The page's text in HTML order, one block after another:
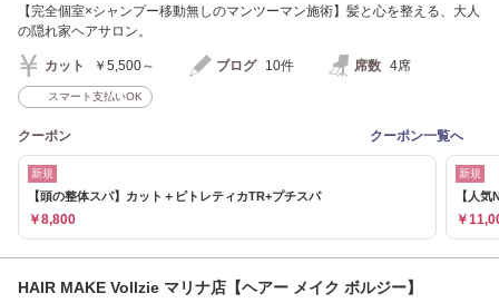
【完全個室×シャンプー移動無しのマンツーマン施術】髪と心を整える、大人
の隠れ家ヘアサロン。
カット ￥5,500～ ブログ 10件 席数 4席
スマート支払いOK
クーポン クーポン一覧へ
新規
【頭の整体スパ】カット＋ピトレティカTR+プチスパ
￥8,800
新規
【人
￥
HAIR MAKE Vollzie マリナ店【ヘアー メイク ボルジー】